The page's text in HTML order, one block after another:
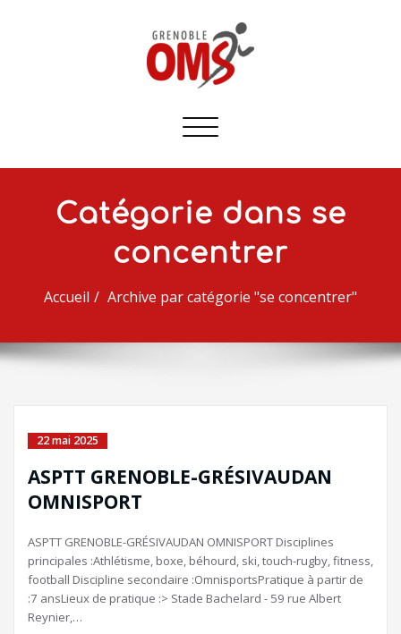
Afficher/masquer
navigation
Catégorie dans se
concentrer
Accueil Archive par catégorie "se concentrer"
22 mai 2025
ASPTT GRENOBLE-GRÉSIVAUDAN
OMNISPORT
ASPTT GRENOBLE-GRÉSIVAUDAN OMNISPORT Disciplines
principales :Athlétisme, boxe, béhourd, ski, touch-rugby, fitness,
football Discipline secondaire :OmnisportsPratique à partir de
:7 ansLieux de pratique :> Stade Bachelard - 59 rue Albert
Reynier,…